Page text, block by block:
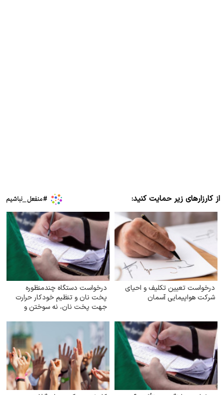
از کارزارهای زیر حمایت کنید:
درخواست تعیین تکلیف و احیای
شرکت هواپیمایی آسمان
درخواست دستگاه چندمنظوره
پخت نان و تنظیم خودکار حرارت
جهت پخت نان، نه سوختن و